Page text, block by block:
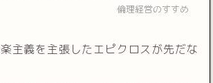
倫理経営のすすめ
主義を主張したエピクロスが先だな